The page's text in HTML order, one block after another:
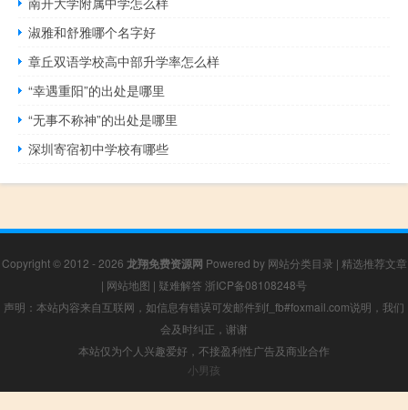
淑雅和舒雅哪个名字好
章丘双语学校高中部升学率怎么样
“幸遇重阳”的出处是哪里
“无事不称神”的出处是哪里
深圳寄宿初中学校有哪些
Copyright © 2012 - 2026 龙翔免费资源网 Powered by 网站分类目录 | 精选推荐文章
| 网站地图 | 疑难解答 浙ICP备08108248号
声明：本站内容来自互联网，如信息有错误可发邮件到f_fb#foxmail.com说明，我们
会及时纠正，谢谢
本站仅为个人兴趣爱好，不接盈利性广告及商业合作
小男孩